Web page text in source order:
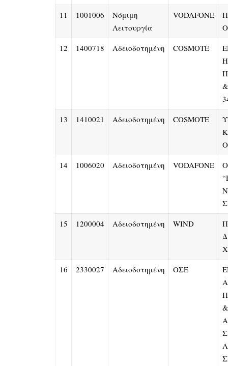
11
1001006
Νόμιμη
Λειτουργία
VODAFONE
12
1400718 Αδειοδοτημένη COSMOTE
13
1410021 Αδειοδοτημένη COSMOTE
14
1006020 Αδειοδοτημένη VODAFONE
15
1200004 Αδειοδοτημένη WIND
16
2330027 Αδειοδοτημένη ΟΣΕ